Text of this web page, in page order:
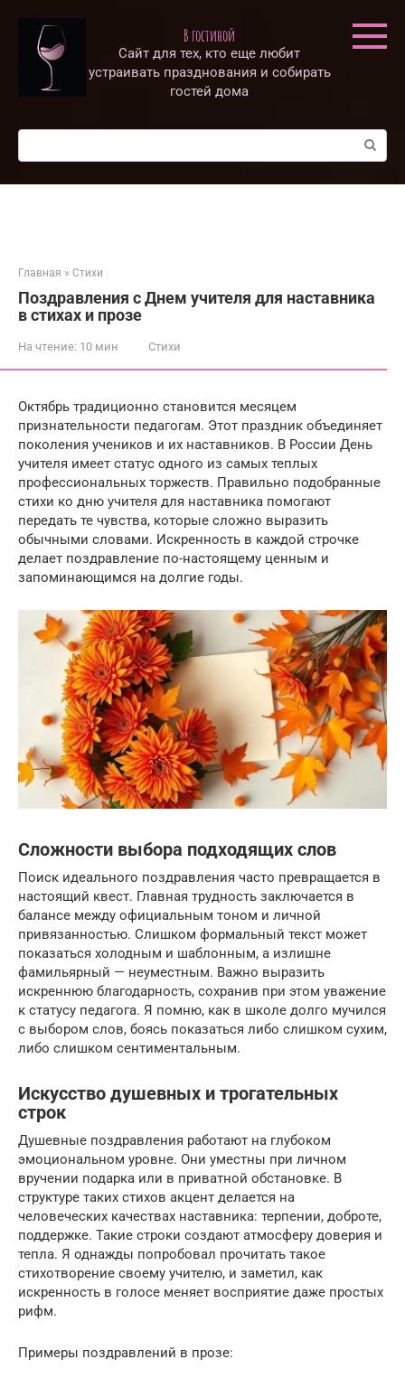
контенту
В гостиной
Сайт для тех, кто еще любит
устраивать празднования и собирать
гостей дома
Поиск:
Главная » Стихи
Поздравления с Днем учителя для наставника
в стихах и прозе
На чтение: 10 мин Стихи
Октябрь традиционно становится месяцем
признательности педагогам. Этот праздник объединяет
поколения учеников и их наставников. В России День
учителя имеет статус одного из самых теплых
профессиональных торжеств. Правильно подобранные
стихи ко дню учителя для наставника помогают
передать те чувства, которые сложно выразить
обычными словами. Искренность в каждой строчке
делает поздравление по-настоящему ценным и
запоминающимся на долгие годы.
Сложности выбора подходящих слов
Поиск идеального поздравления часто превращается в
настоящий квест. Главная трудность заключается в
балансе между официальным тоном и личной
привязанностью. Слишком формальный текст может
показаться холодным и шаблонным, а излишне
фамильярный — неуместным. Важно выразить
искреннюю благодарность, сохранив при этом уважение
к статусу педагога. Я помню, как в школе долго мучился
с выбором слов, боясь показаться либо слишком сухим,
либо слишком сентиментальным.
Искусство душевных и трогательных
строк
Душевные поздравления работают на глубоком
эмоциональном уровне. Они уместны при личном
вручении подарка или в приватной обстановке. В
структуре таких стихов акцент делается на
человеческих качествах наставника: терпении, доброте,
поддержке. Такие строки создают атмосферу доверия и
тепла. Я однажды попробовал прочитать такое
стихотворение своему учителю, и заметил, как
искренность в голосе меняет восприятие даже простых
рифм.
Примеры поздравлений в прозе: